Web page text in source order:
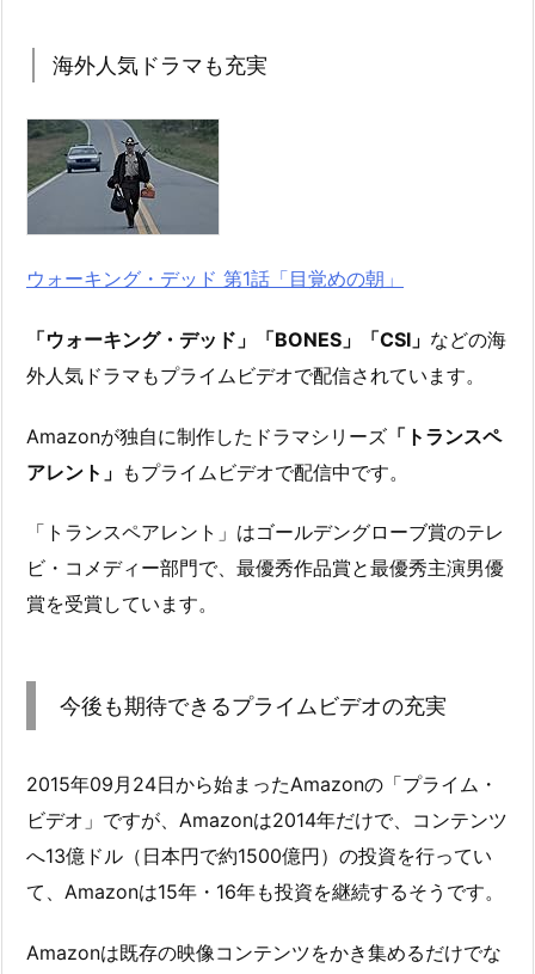
海外人気ドラマも充実
ウォーキング・デッド 第1話「目覚めの朝」
「ウォーキング・デッド」「BONES」「CSI」 などの海
外人気ドラマもプライムビデオで配信されています。
Amazonが独自に制作したドラマシリーズ 「トランスペ
アレント」 もプライムビデオで配信中です。
「トランスペアレント」はゴールデングローブ賞のテレ
ビ・コメディー部門で、最優秀作品賞と最優秀主演男優
賞を受賞しています。
今後も期待できるプライムビデオの充実
2015年09月24日から始まったAmazonの「プライム・
ビデオ」ですが、Amazonは2014年だけで、コンテンツ
へ13億ドル（日本円で約1500億円）の投資を行ってい
て、Amazonは15年・16年も投資を継続するそうです。
Amazonは既存の映像コンテンツをかき集めるだけでな